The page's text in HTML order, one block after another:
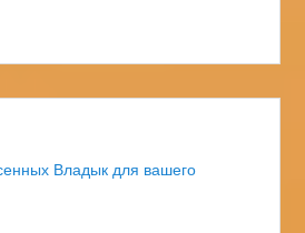
Владык для вашего